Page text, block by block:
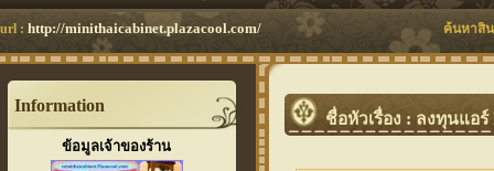
url : http://minithaicabinet.plazacool.com/ ค้นหาสิ
Information
ข้อมูลเจ้าของร้าน
ชื่อหัวเรื่อง : ลงทุนแอ